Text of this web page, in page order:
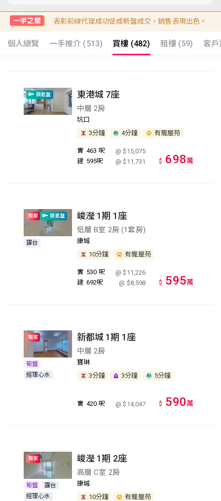
表彰前線代理成功促成新盤成交，銷售表現出色。
個人總覽 一手推介 (513) 買樓 (482) 租樓 (59) 客
鎖匙盤 東港城 7座
中層 2房
坑口
3分鐘
4分鐘 有寵屋苑
實 463 呎
@ $15,075
建 595呎 @ $11,731 $ 698萬
獨家 鎖匙盤
露台
峻瀅 1期 1座
低層 B室 2房 (1套房)
康城
10分鐘
有寵屋苑
實 530 呎
@ $11,226
建 692呎 @ $8,598 $ 595萬
獨家
筍盤
經理心水
新都城 1期 1座
中層 2房
寶琳
3分鐘
3分鐘 5分鐘
實 420 呎 @ $14,047 $ 590萬
獨家
筍盤
露台
經理心水
峻瀅 1期 2座
高層 C室 2房
康城
10分鐘
有寵屋苑